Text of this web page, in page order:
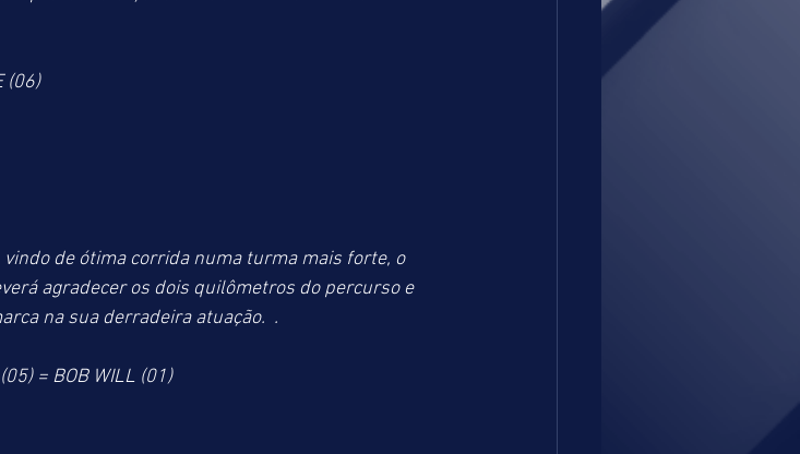
(06)
vindo de ótima corrida numa turma mais forte, o
agradecer os dois quilômetros do percurso e
na sua derradeira atuação.  .
= BOB WILL (01)